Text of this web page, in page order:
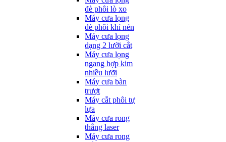
đè phôi lò xo
Máy cưa lọng
đè phôi khí nén
Máy cưa lọng
dạng 2 lưỡi cắt
Máy cưa lọng
ngang hợp kim
nhiều lưỡi
Máy cưa bàn
trượt
Máy cắt phôi tự
lựa
Máy cưa rong
thẳng laser
Máy cưa rong